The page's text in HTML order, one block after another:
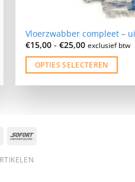
Vloerzwabber compleet –
€15,00 - €25,00Prijsklasse:
tot
€25,00
exclusief btw
OPTIES SELECTEREN
variaties.
optie
KBC Sofort